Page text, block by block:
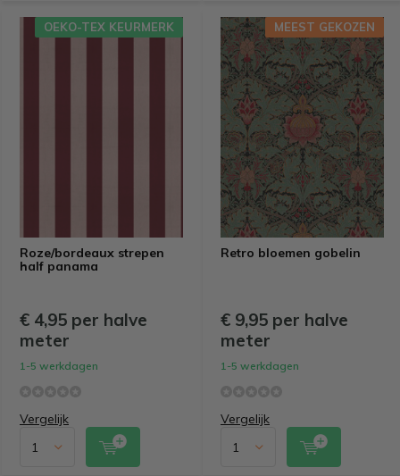
Roze/bordeaux strepen
half panama
OEKO-TEX KEURMERK
€ 4,95 per halve
meter
1-5 werkdagen
Vergelijk
Retro bloemen gobelin
MEEST GEKOZEN
€ 9,95 per halve
meter
1-5 werkdagen
Vergelijk